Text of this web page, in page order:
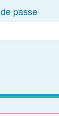
passe